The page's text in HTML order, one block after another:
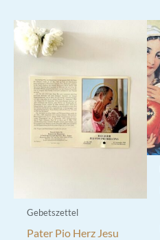
Gebetszettel
Pater Pio Herz Jesu